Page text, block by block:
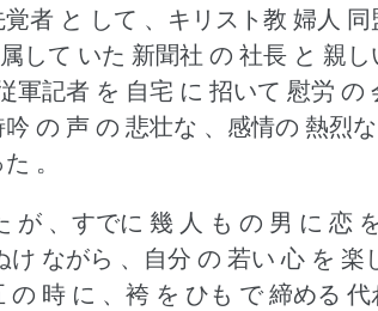
者 と して 、キリスト教 婦人
して いた 新聞社 の 社長 と 親
軍記者 を 自宅 に 招いて 慰労 の
の 声 の 悲壮な 、感情の 熱烈
。
が 、すでに 幾 人 も の 男 に 恋
ながら 、自分 の 若い 心 を 楽
の 時 に 、袴 を ひも で 締める